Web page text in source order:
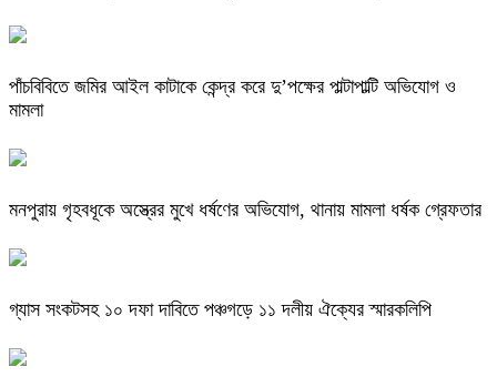
পাঁচবিবিতে জমির আইল কাটাকে কেন্দ্র করে দু’পক্ষের পাল্টাপাল্টি অভিযোগ ও
মামলা
মনপুরায় গৃহবধূকে অস্ত্রের মুখে ধর্ষণের অভিযোগ, থানায় মামলা ধর্ষক গ্রেফতার
গ্যাস সংকটসহ ১০ দফা দাবিতে পঞ্চগড়ে ১১ দলীয় ঐক্যের স্মারকলিপি